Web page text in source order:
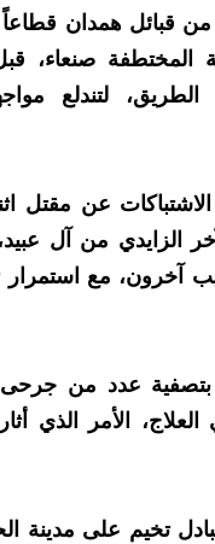
همدان قطاعاً
المختطفة صنعاء،
لتندلع
عن مقتل
الزايدي من آل
آخرون، مع
بتصفية عدد من
الأمر الذي
تخيم على